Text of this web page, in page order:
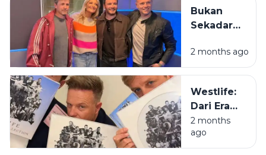
di
Pegunungan
Juara di
Hati Kita
Bukan
Sekadar
Westlife
Adalah
Tongkrongan
yang
Menolak
Bubar
2 months ago
Westlife:
Dari Era
Bangku
Lipat ke
Era Bapak-
2 months
ago